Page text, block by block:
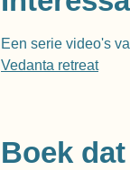
Een serie video's
Vedanta retreat
Boek